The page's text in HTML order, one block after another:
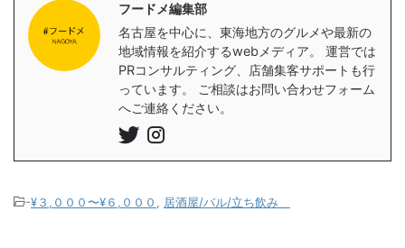
フードメ編集部
名古屋を中心に、東海地方のグルメや最新の
地域情報を紹介するwebメディア。 運営では
PRコンサルティング、店舗集客サポートも行
っています。 ご相談はお問い合わせフォーム
へご連絡ください。
-¥３,０００〜¥６,０００ 居酒屋/バル/立ち飲み